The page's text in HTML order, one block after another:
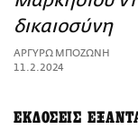
ΑΜΠΑ
PRINT
δικαιοσύνη
ΑΡΓΥΡΩ ΜΠΟΖΩΝΗ
11.2.2024
ΕΚΔΟΣΕΙΣ